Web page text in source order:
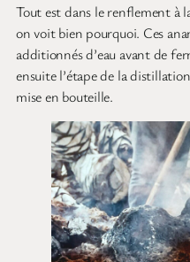
Tout est dans le renflement à
on voit bien pourquoi. Ces
additionnés d’eau avant de
ensuite l’étape de la
mise en bouteille.